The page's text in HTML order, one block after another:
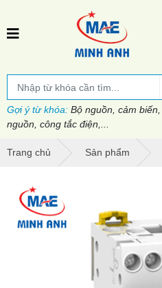
Gợi ý từ khóa: Bộ nguồn, cảm
nguồn, công tắc điện,...
Trang chủ Sản phẩm